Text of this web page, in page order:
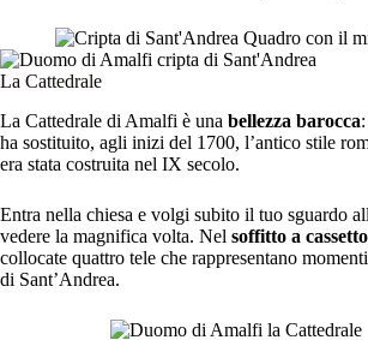
La Cattedrale
La Cattedrale di Amalfi è una bellezza barocca
ha sostituito, agli inizi del 1700, l’antico stile
era stata costruita nel IX secolo.
Entra nella chiesa e volgi subito il tuo sguardo
vedere la magnifica volta. Nel soffitto a
collocate quattro tele che rappresentano
di Sant’Andrea.